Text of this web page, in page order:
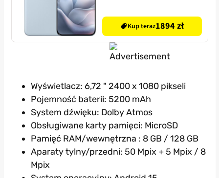
Kup teraz1894 zł
Wyświetlacz: 6,72 " 2400 x 1080 pikseli
Pojemność baterii: 5200 mAh
System dźwięku: Dolby Atmos
Obsługiwane karty pamięci: MicroSD
Pamięć RAM/wewnętrzna : 8 GB / 128 GB
Aparaty tylny/przedni: 50 Mpix + 5 Mpix / 8
Mpix